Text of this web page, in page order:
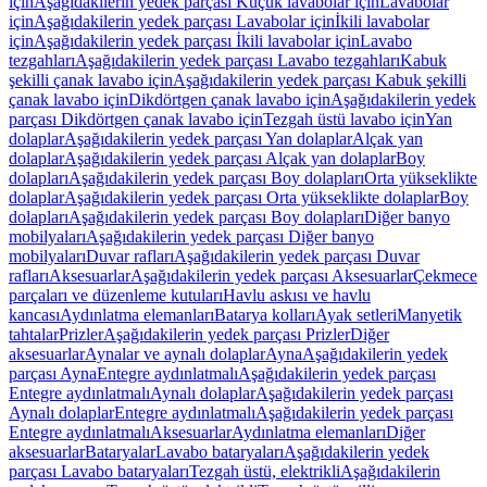
içinAşağıdakilerin yedek parçası Lavabolar içinİkili lavabolar
içinAşağıdakilerin yedek parçası İkili lavabolar içinLavabo
tezgahlarıAşağıdakilerin yedek parçası Lavabo tezgahlarıKabuk
şekilli çanak lavabo içinAşağıdakilerin yedek parçası Kabuk şekilli
çanak lavabo içinDikdörtgen çanak lavabo içinAşağıdakilerin yedek
parçası Dikdörtgen çanak lavabo içinTezgah üstü lavabo içinYan
dolaplarAşağıdakilerin yedek parçası Yan dolaplarAlçak yan
dolaplarAşağıdakilerin yedek parçası Alçak yan dolaplarBoy
dolaplarıAşağıdakilerin yedek parçası Boy dolaplarıOrta yükseklikte
dolaplarAşağıdakilerin yedek parçası Orta yükseklikte dolaplarBoy
dolaplarıAşağıdakilerin yedek parçası Boy dolaplarıDiğer banyo
mobilyalarıAşağıdakilerin yedek parçası Diğer banyo
mobilyalarıDuvar raflarıAşağıdakilerin yedek parçası Duvar
raflarıAksesuarlarAşağıdakilerin yedek parçası AksesuarlarÇekmece
parçaları ve düzenleme kutularıHavlu askısı ve havlu
kancasıAydınlatma elemanlarıBatarya kollarıAyak setleriManyetik
tahtalarPrizlerAşağıdakilerin yedek parçası PrizlerDiğer
aksesuarlarAynalar ve aynalı dolaplarAynaAşağıdakilerin yedek
parçası AynaEntegre aydınlatmalıAşağıdakilerin yedek parçası
Entegre aydınlatmalıAynalı dolaplarAşağıdakilerin yedek parçası
Aynalı dolaplarEntegre aydınlatmalıAşağıdakilerin yedek parçası
Entegre aydınlatmalıAksesuarlarAydınlatma elemanlarıDiğer
aksesuarlarBataryalarLavabo bataryalarıAşağıdakilerin yedek
parçası Lavabo bataryalarıTezgah üstü, elektrikliAşağıdakilerin